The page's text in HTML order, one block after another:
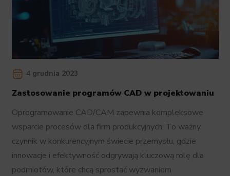
4 grudnia 2023
Zastosowanie programów CAD w projektowaniu
Oprogramowanie CAD/CAM zapewnia kompleksowe
wsparcie procesów dla firm produkcyjnych. To ważny
czynnik w konkurencyjnym świecie przemysłu, gdzie
innowacje i efektywność odgrywają kluczową rolę dla
podmiotów, które chcą sprostać wyzwaniom